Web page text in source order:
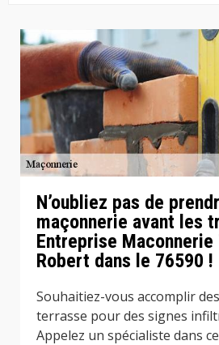
N’oubliez pas de
maçonnerie avant les
Entreprise Maconnerie
Robert dans le 76590 !
Souhaitiez-vous accomplir
terrasse pour des signes
Appelez un spécialiste dans